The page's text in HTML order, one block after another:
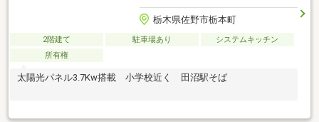
栃木県佐野市栃本町
2階建て 駐車場あり
システムキッチン
所有権
太陽光パネル3.7Kw搭載 小学校近く 田沼駅そば